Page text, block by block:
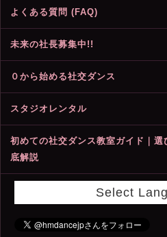
よくある質問 (FAQ)
未来の社長募集中!!
０から始める社交ダンス
スタジオレンタル
初めての社交ダンス教室ガイド｜
底解説
Select